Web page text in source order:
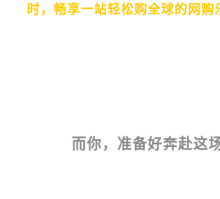
时，畅享一站轻松购全球的网购
而你，准备好奔赴这